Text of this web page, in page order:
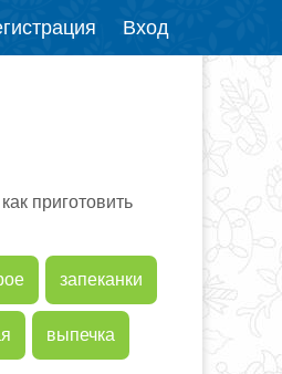
Вход
приготовить
запеканки
выпечка